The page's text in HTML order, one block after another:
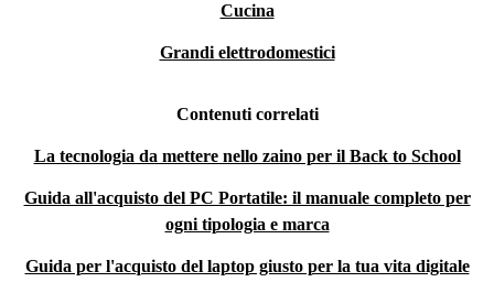
Cucina
Grandi elettrodomestici
Contenuti correlati
La tecnologia da mettere nello zaino per il Back to School
Guida all'acquisto del PC Portatile: il manuale completo per
ogni tipologia e marca
Guida per l'acquisto del laptop giusto per la tua vita digitale